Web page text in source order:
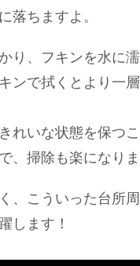
落ちますよ。
り、フキンを水に
ンで拭くとより一
れいな状態を保つ
、掃除も楽になりま
、こういった台所
します！